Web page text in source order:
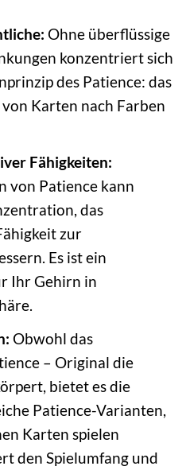
Ohne überflüssige
konzentriert sich
des Patience: das
Karten nach Farben
Fähigkeiten:
von Patience kann
das
zur
Es ist ein
Ihr Gehirn in
Obwohl das
– Original die
bietet es die
Patience-Varianten,
Karten spielen
den Spielumfang und